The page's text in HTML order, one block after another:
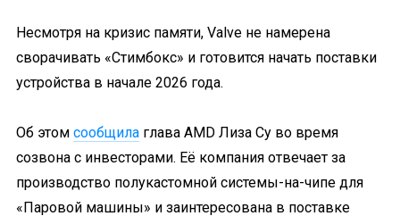
Несмотря на кризис памяти, Valve не намерена
сворачивать «Стимбокс» и готовится начать поставки
устройства в начале 2026 года.
Об этом сообщила глава AMD Лиза Су во время
созвона с инвесторами. Её компания отвечает за
производство полукастомной системы-на-чипе для
«Паровой машины» и заинтересована в поставке